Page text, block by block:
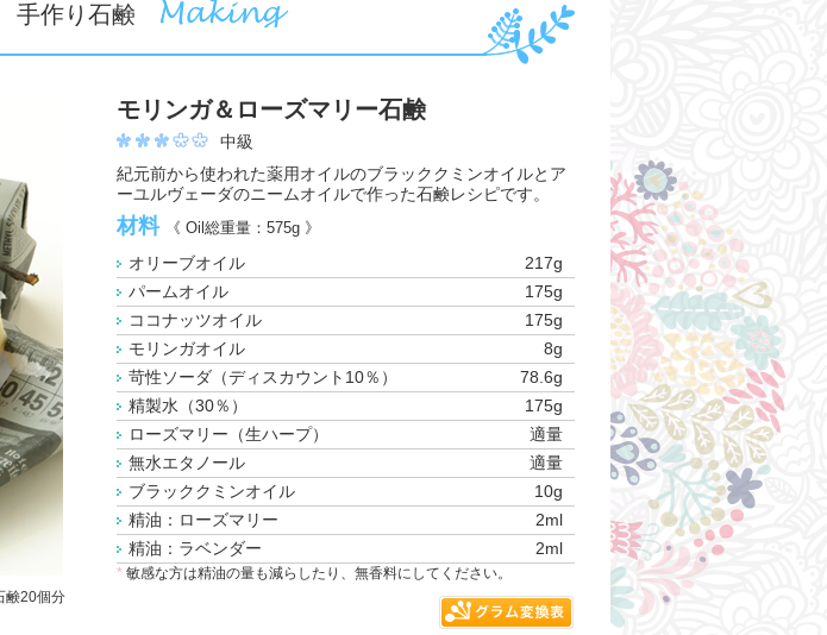
手作り石鹸
鹸20個分
モリンガ＆ローズマリー石鹸
中級
紀元前から使われた薬用オイルのブラッククミンオイルとア
ーユルヴェーダのニームオイルで作った石鹸レシピです。
材料 《 Oil総重量：575g 》
オリーブオイル
217g
パームオイル
175g
ココナッツオイル
175g
モリンガオイル
8g
苛性ソーダ（ディスカウント10％）
78.6g
精製水（30％）
175g
ローズマリー（生ハープ）
適量
無水エタノール
適量
ブラッククミンオイル
10g
精油：ローズマリー
2ml
精油：ラベンダー
2ml
* 敏感な方は精油の量も減らしたり、無香料にしてください。